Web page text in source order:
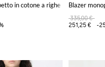
in cotone a righe Blazer
335,00 €
251,25 €
-